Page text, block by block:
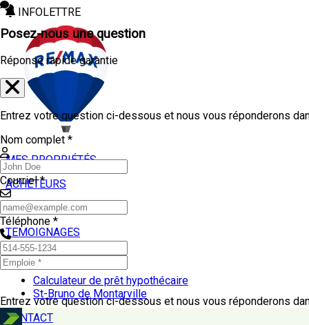
INFOLETTRE
MES PROPRIÉTÉS
ACHETEURS
VENDEURS
TEMOIGNAGES
OUTILS
Calculateur de prêt hypothécaire
St-Bruno de Montarville
CONTACT
Posez-nous une question
Réponse rapide garantie
Entrez votre question ci-dessous et nous vous réponderons
Nom complet *
Courriel *
Téléphone *
Entrez votre question ci-dessous et nous vous réponderons